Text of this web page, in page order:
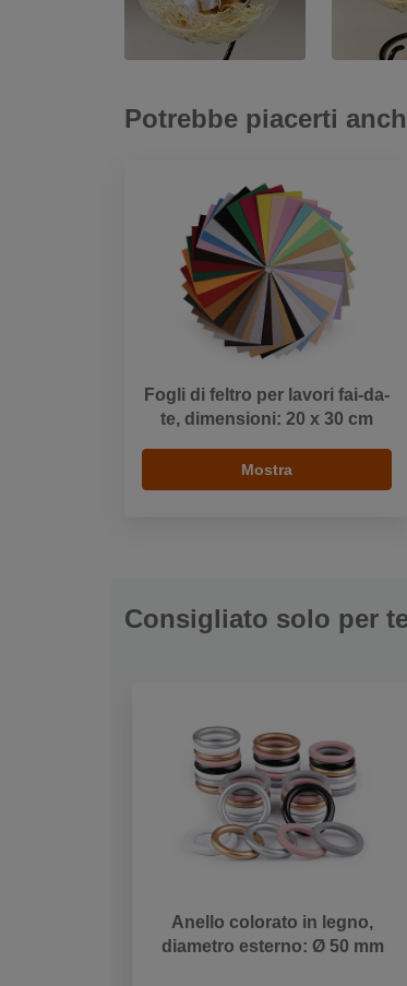
Potrebbe piacerti
Fogli di feltro per lavori fai-da-
te, dimensioni: 20 x 30 cm
Mostra
Consigliato solo per
Anello colorato in legno,
diametro esterno: Ø 50 mm